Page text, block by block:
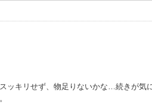
ッキリせず、物足りないかな…続きが気